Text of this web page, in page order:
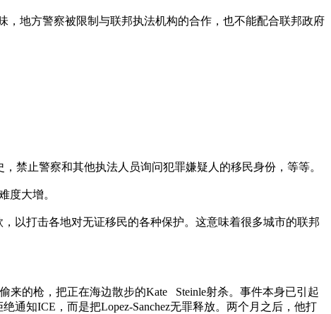
地方警察被限制与联邦执法机构的合作，也不能配合联邦政府
止警察和其他执法人员询问犯罪嫌疑人的移民身份，等等。
度大增。
以打击各地对无证移民的各种保护。这意味着很多城市的联邦
的枪，把正在海边散步的Kate Steinle射杀。事件本身已引起
知ICE，而是把Lopez-Sanchez无罪释放。两个月之后，他打